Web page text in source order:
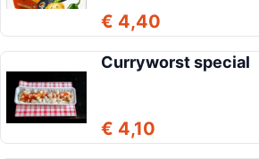
€ 4,40
Curryworst special
€ 4,10